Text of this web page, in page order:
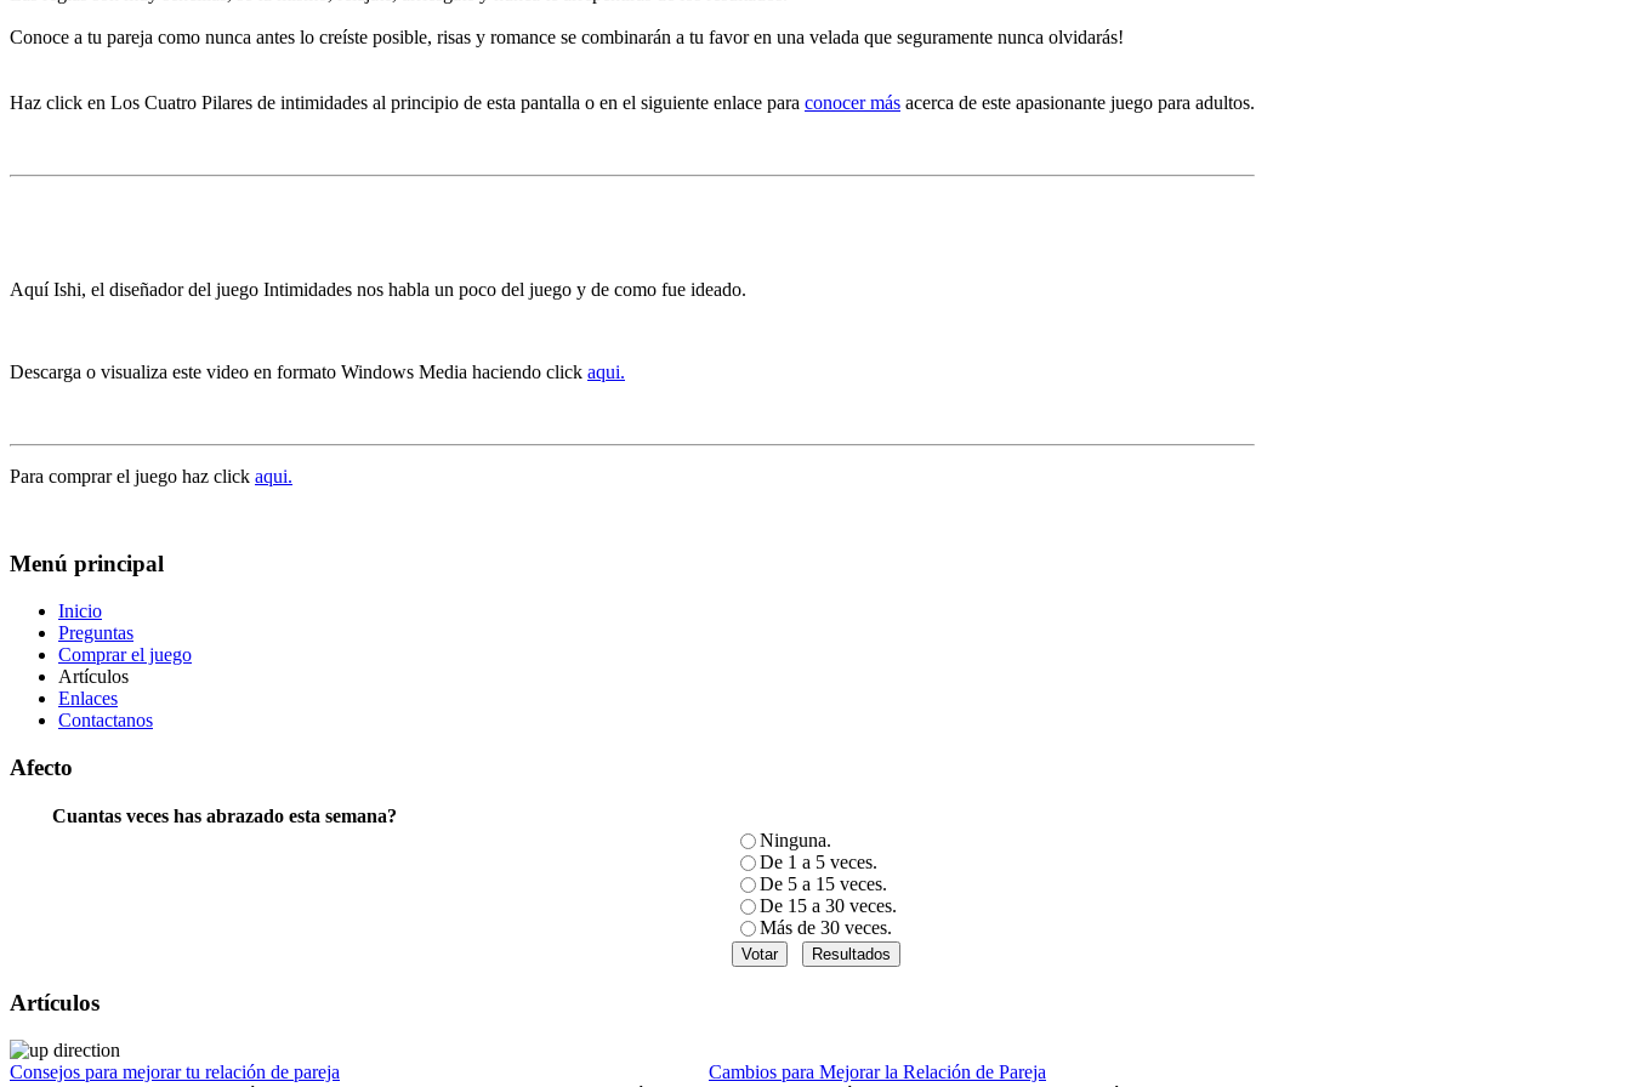
Conoce a tu pareja como nunca antes lo creíste posible, risas y romance se combinarán a tu favor en una velada que seguramente nunca olvidarás!
Haz click en Los Cuatro Pilares de intimidades al principio de esta pantalla o en el siguiente enlace para conocer más acerca de este apasionante juego para adultos.
Aquí Ishi, el diseñador del juego Intimidades nos habla un poco del juego y de como fue ideado.
Descarga o visualiza este video en formato Windows Media haciendo click aqui.
Para comprar el juego haz click aqui.
Menú principal
Inicio
Preguntas
Comprar el juego
Artículos
Enlaces
Contactanos
Afecto
Cuantas veces has abrazado esta semana?
Ninguna.
De 1 a 5 veces.
De 5 a 15 veces.
De 15 a 30 veces.
Más de 30 veces.
Artículos
Consejos para mejorar tu relación de pareja
Cambios para Mejorar la Relación de Pareja